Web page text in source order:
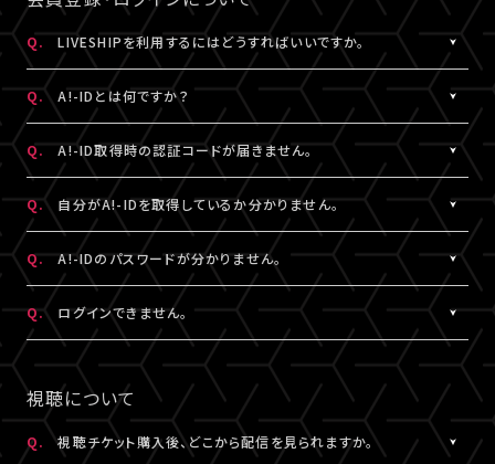
「チケット購入情報」に、チケットが表示されていない場合は、ご購
入いただけていない状態です。
改めてチケット販売ページより購入手続きをお願いいたします。
クレジットカード番号やセキュリティコードなどの誤入力、有効期
限外、限度額超過などによるエラーの可能性がございます。今一度
ご確認のうえ、お手続きください。
上記に当てはまらないエラーの場合は、お手数ですが、エラー時の
状態など詳細を記載のうえ、 こちらよりお問い合わせください。
※A!-IDについては［Q:A!-IDとは何ですか？］をご参照ください。
推奨環境を満たしていない場合は、ご視聴いただけない可能性が
あります。
また、各国の通信環境によりご視聴いただけない場合もございま
す。
上記ご了承のうえ、ご自身の判断にてご購入ください。
Q. LIVESHIPを利用するにはどうすればいいですか。
LIVESHIPを利用するには、A!-ID（メールアドレス）が必要です。
LIVESHIPにアクセスし、A!-ID（メールアドレス）にてログインのう
え、会員登録を行ってください。
※A!-IDについては ［Q:A!-IDとは何ですか？］ をご参照ください。
Q. A!-IDとは何ですか？
A!-IDとは、アーティストにまつわる様々なサービスをご利用いただ
ける共通の会員ID（無料）です。
・「A!SMART」でグッズを購入されたことがある場合は、その際に
登録されたメールアドレスがA!-IDとなります。
・A!-IDが必要なファンクラブ会員の場合、そちらで登録・連携され
たメールアドレスがA!-IDとなります。
・A!-ID（メールアドレス）をお持ちでない方は、LIVESHIP会員登録
の過程で取得していただけます。
・お持ちのメールアドレスのA!-ID取得有無は、
より確認する
ことができます。
その他、A!-IDに関する詳細はこちらにてご確認ください。
Q. A!-ID取得時の認証コードが届きません。
ご入力いただいたメールアドレス宛に【@liveship.tokyo】ドメイ
ンから、認証コードをお知らせするメールを配信しております。
“迷惑メール”として自動振り分け・受信拒否されていないかご確
認ください。
※認証コードは発行より10分間有効です。
※未着の場合、改めて新規取得からお手続きください。
※複数回発行された場合は、一番新しい認証コードをご利用くだ
さい。
Q. 自分がA!-IDを取得しているか分かりません。
お持ちのメールアドレスのA!-ID取得有無は、こちら
より確認するこ
とができます。
※すでに「A!SMART」をご利用の方はA!-IDの取得が完了していま
す。ご利用のA!-ID（メールアドレス）とパスワードでログインくださ
い。
※A!-IDが必要なファンクラブ会員の場合、そちらで登録・連携され
たメールアドレスがA!-IDとなります。
Q. A!-IDのパスワードが分かりません。
パスワードをお忘れの場合は、こちら
よりパスワード再設定を行え
ます。
Q. ログインできません。
LIVESHIPにご登録のA!-ID（メールアドレス）とパスワードをご入
力ください。
※パスワードをお忘れの場合は、
こちら
よりパスワード再設定を行
えます。
視聴について
Q. 視聴チケット購入後、どこから配信を見られますか。